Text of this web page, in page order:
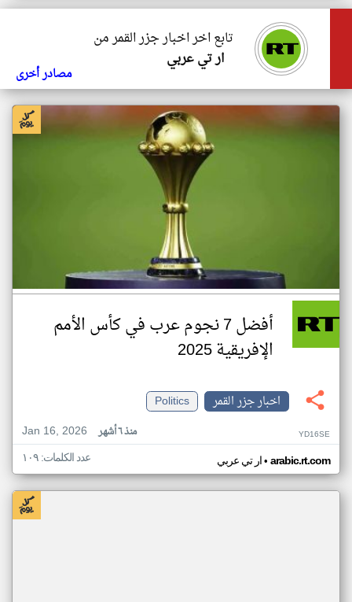
تابع اخر اخبار جزر القمر من
ار تي عربي
مصادر أخرى
أفضل 7 نجوم عرب في كأس الأمم
الإفريقية 2025
اخبار جزر القمر
Politics
Jan 16, 2026
منذ ٦ أشهر YD16SE
ار تي عربي• arabic.rt.com عدد الكلمات: ١٠٩